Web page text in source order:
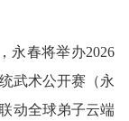
春将举办2026
武术公开赛（永
动全球弟子云端